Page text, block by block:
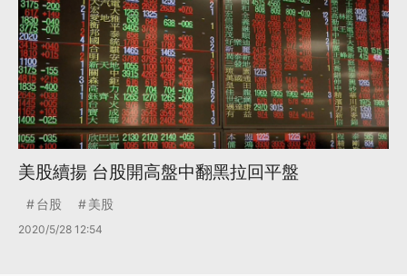
美股續揚 台股開高盤中翻黑拉回平盤
台股 美股
2020/5/28 12:54